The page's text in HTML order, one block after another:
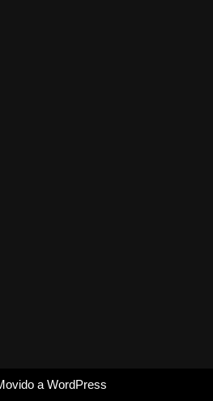
a WordPress